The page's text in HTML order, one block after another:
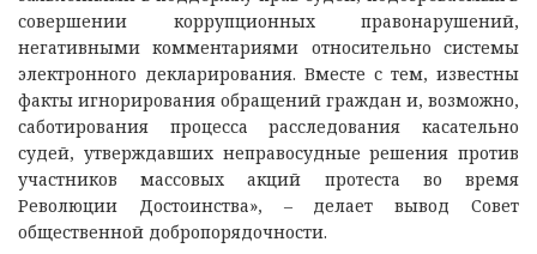
совершении коррупционных правонарушений,
негативными комментариями относительно системы
электронного декларирования. Вместе с тем, известны
факты игнорирования обращений граждан и, возможно,
саботирования процесса расследования касательно
судей, утверждавших неправосудные решения против
участников массовых акций протеста во время
Революции Достоинства», – делает вывод Совет
общественной добропорядочности.